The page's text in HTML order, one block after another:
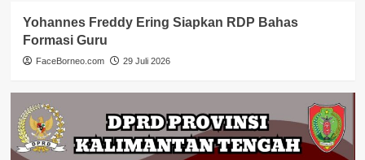
Yohannes Freddy Ering Siapkan RDP Bahas
Formasi Guru
FaceBorneo.com 29 Juli 2026